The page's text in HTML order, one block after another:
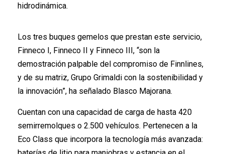
hidrodinámica.
Los tres buques gemelos que prestan este servicio,
Finneco I, Finneco II y Finneco III, “son la
demostración palpable del compromiso de Finnlines,
y de su matriz, Grupo Grimaldi con la sostenibilidad y
la innovación”, ha señalado Blasco Majorana.
Cuentan con una capacidad de carga de hasta 420
semirremolques o 2.500 vehículos. Pertenecen a la
Eco Class que incorpora la tecnología más avanzada: